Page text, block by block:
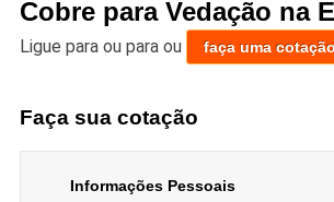
Cobre para Vedação na
Ligue para ou para ou faça uma cotação
Faça sua cotação
Informações Pessoais